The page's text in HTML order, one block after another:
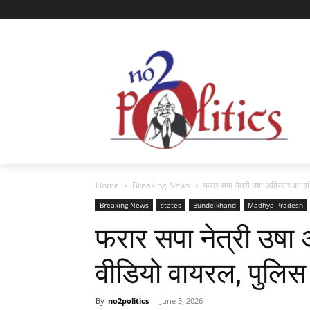
Home Breaking News फरार सपा नेत्री उषा अहिरवार का
Breaking News states Bundelkhand Madhya Pradesh
फरार सपा नेत्री उषा
वीडियो वायरल,
By no2politics - June 3, 2026